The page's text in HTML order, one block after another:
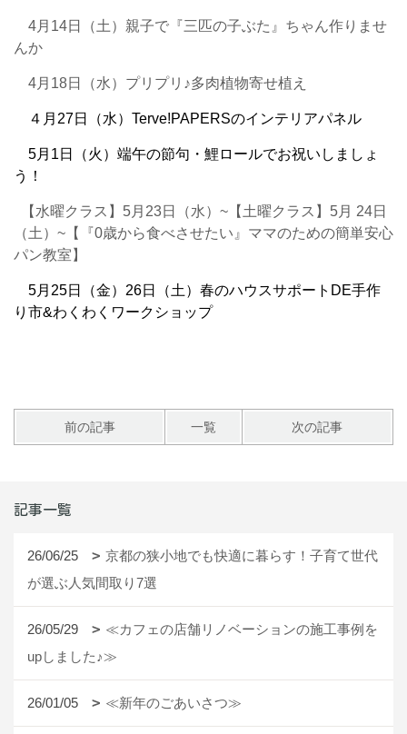
4月14日（土）親子で『三匹の子ぶた』ちゃん作りませ
んか
4月18日（水）プリプリ♪多肉植物寄せ植え
４月27日（水）Terve!PAPERSのインテリアパネル
5月1日（火）端午の節句・鯉ロールでお祝いしましょ
う！
【水曜クラス】5月23日（水）~ 【土曜クラス】5月 24日
（土）~ 【『0歳から食べさせたい』ママのための簡単安心
パン教室】
5月25日（金）26日（土）春のハウスサポートDE手作
り市&わくわくワークショップ
前の記事 一覧 次の記事
記事一覧
26/06/25
京都の狭小地でも快適に暮らす！子育て世代
が選ぶ人気間取り7選
26/05/29
≪カフェの店舗リノベーションの施工事例を
upしました♪≫
26/01/05 ≪新年のごあいさつ≫